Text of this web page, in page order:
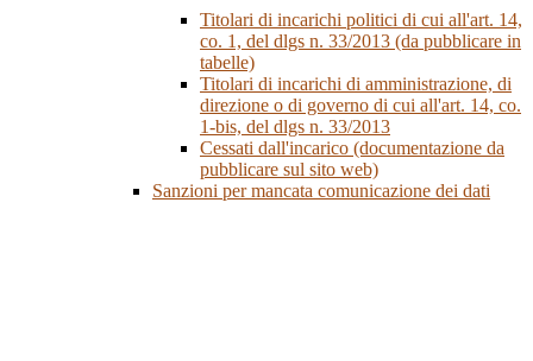
Titolari di incarichi politici di cui all'art. 14,
co. 1, del dlgs n. 33/2013 (da pubblicare in
tabelle)
Titolari di incarichi di amministrazione, di
direzione o di governo di cui all'art. 14, co.
1-bis, del dlgs n. 33/2013
Cessati dall'incarico (documentazione da
pubblicare sul sito web)
Sanzioni per mancata comunicazione dei dati